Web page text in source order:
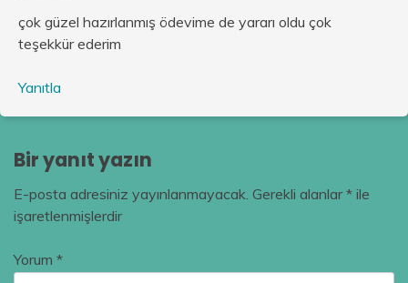
çok güzel hazırlanmış ödevime de yararı oldu çok
teşekkür ederim
Yanıtla
Bir yanıt yazın
E-posta adresiniz yayınlanmayacak. Gerekli alanlar* ile
işaretlenmişlerdir
Yorum *